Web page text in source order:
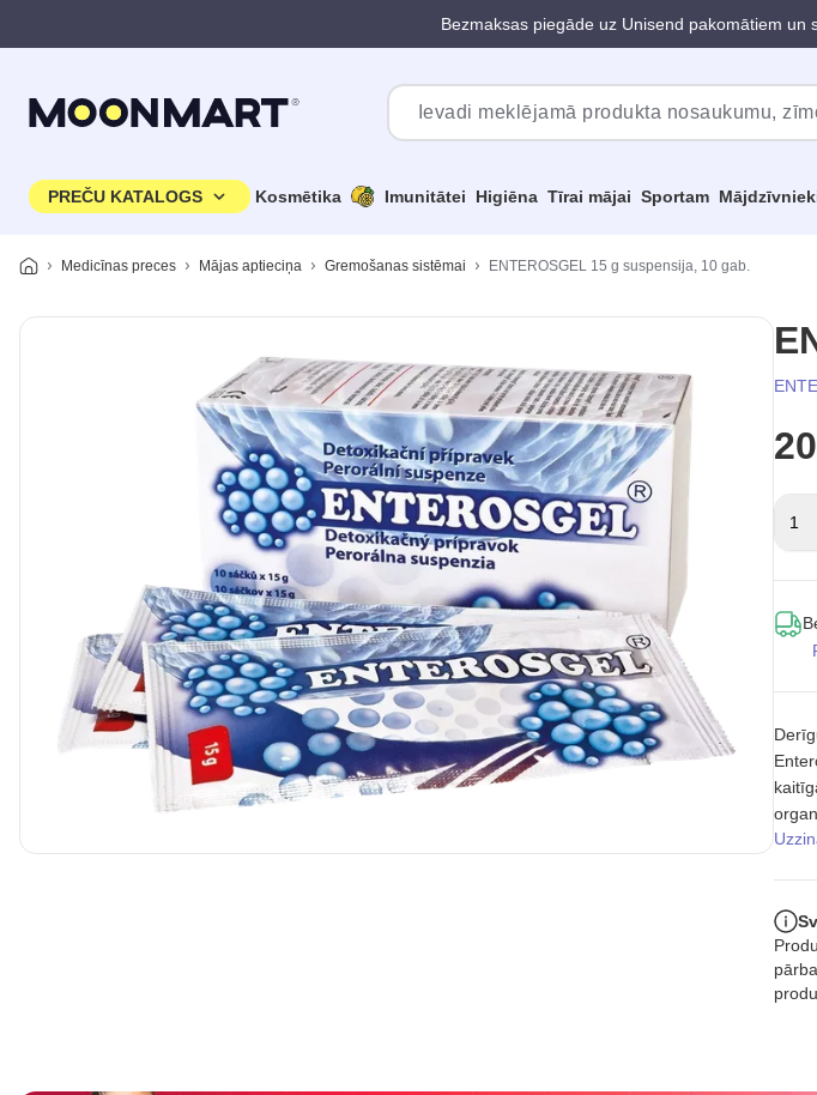
Bezmaksas piegāde uz Unisend pakomātiem
PREČU KATALOGS Kosmētika Imunitātei Higiēna Tīrai mājai Sportam
Medicīnas preces Mājas aptieciņa Gremošanas sistēmai ENTEROSGEL 15 g suspensija, 10 gab.
1